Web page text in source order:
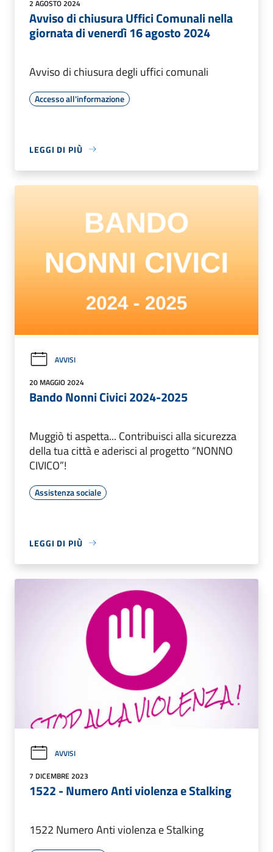
2 AGOSTO 2024
Avviso di chiusura Uffici Comunali nella
giornata di venerdì 16 agosto 2024
Avviso di chiusura degli uffici comunali
Accesso all'informazione
LEGGI DI PIÙ
AVVISI
20 MAGGIO 2024
Bando Nonni Civici 2024-2025
Muggiò ti aspetta... Contribuisci alla sicurezza
della tua città e aderisci al progetto “NONNO
CIVICO”!
Assistenza sociale
LEGGI DI PIÙ
AVVISI
7 DICEMBRE 2023
1522 - Numero Anti violenza e Stalking
1522 Numero Anti violenza e Stalking